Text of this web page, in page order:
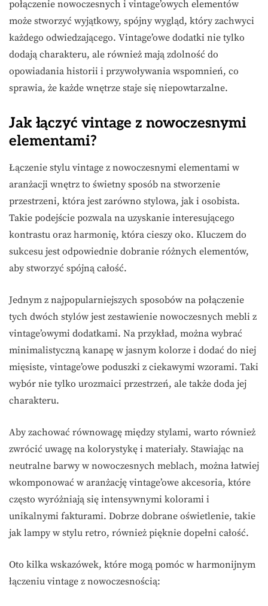
połączenie nowoczesnych i vintage’owych elementów
może stworzyć wyjątkowy, spójny wygląd, który zachwyci
każdego odwiedzającego. Vintage’owe dodatki nie tylko
dodają charakteru, ale również mają zdolność do
opowiadania historii i przywoływania wspomnień, co
sprawia, że każde wnętrze staje się niepowtarzalne.
Jak łączyć vintage z nowoczesnymi
elementami?
Łączenie stylu vintage z nowoczesnymi elementami w
aranżacji wnętrz to świetny sposób na stworzenie
przestrzeni, która jest zarówno stylowa, jak i osobista.
Takie podejście pozwala na uzyskanie interesującego
kontrastu oraz harmonię, która cieszy oko. Kluczem do
sukcesu jest odpowiednie dobranie różnych elementów,
aby stworzyć spójną całość.
Jednym z najpopularniejszych sposobów na połączenie
tych dwóch stylów jest zestawienie nowoczesnych mebli z
vintage’owymi dodatkami. Na przykład, można wybrać
minimalistyczną kanapę w jasnym kolorze i dodać do niej
mięsiste, vintage’owe poduszki z ciekawymi wzorami. Taki
wybór nie tylko urozmaici przestrzeń, ale także doda jej
charakteru.
Aby zachować równowagę między stylami, warto również
zwrócić uwagę na kolorystykę i materiały. Stawiając na
neutralne barwy w nowoczesnych meblach, można łatwiej
wkomponować w aranżację vintage’owe akcesoria, które
często wyróżniają się intensywnymi kolorami i
unikalnymi fakturami. Dobrze dobrane oświetlenie, takie
jak lampy w stylu retro, również pięknie dopełni całość.
Oto kilka wskazówek, które mogą pomóc w harmonijnym
łączeniu vintage z nowoczesnością: